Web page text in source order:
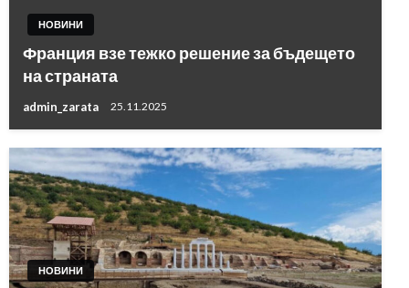
НОВИНИ
Франция взе тежко решение за бъдещето
на страната
admin_zarata 25.11.2025
НОВИНИ